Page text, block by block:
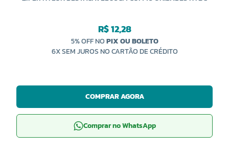
R$ 12,28
5% OFF NOPIX OU BOLETO
6X SEM JUROS NO CARTÃO DE CRÉDITO
COMPRAR AGORA
Comprar no WhatsApp